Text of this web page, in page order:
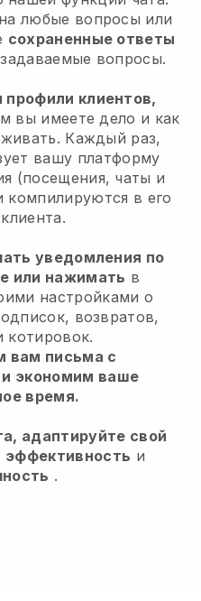
любые вопросы или
сохраненные ответы
вопросы.
клиентов,
вы имеете дело и как
Каждый раз,
вашу платформу
(посещения, чаты и
компилируются в его
уведомления по
или нажимать в
настройками о
возвратов,
котировок.
вам письма с
экономим ваше
время.
адаптируйте свой
эффективность и
.